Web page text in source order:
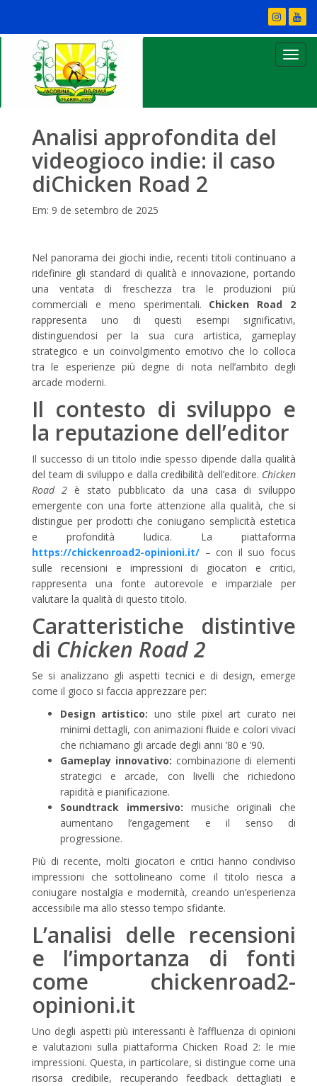
Analisi approfondita del
videogioco indie: il caso
diChicken Road 2
Em: 9 de setembro de 2025
Nel panorama dei giochi indie, recenti titoli continuano a
ridefinire gli standard di qualità e innovazione, portando
una ventata di freschezza tra le produzioni più
commerciali e meno sperimentali. Chicken Road 2
rappresenta uno di questi esempi significativi,
distinguendosi per la sua cura artistica, gameplay
strategico e un coinvolgimento emotivo che lo colloca
tra le esperienze più degne di nota nell’ambito degli
arcade moderni.
Il contesto di sviluppo e
la reputazione dell’editor
Il successo di un titolo indie spesso dipende dalla qualità
del team di sviluppo e dalla credibilità dell’editore. Chicken
Road 2 è stato pubblicato da una casa di sviluppo
emergente con una forte attenzione alla qualità, che si
distingue per prodotti che coniugano semplicità estetica
e profondità ludica. La piattaforma
https://chickenroad2-opinioni.it/ – con il suo focus
sulle recensioni e impressioni di giocatori e critici,
rappresenta una fonte autorevole e imparziale per
valutare la qualità di questo titolo.
Caratteristiche distintive
di Chicken Road 2
Se si analizzano gli aspetti tecnici e di design, emerge
come il gioco si faccia apprezzare per:
Design artistico: uno stile pixel art curato nei
minimi dettagli, con animazioni fluide e colori vivaci
che richiamano gli arcade degli anni ’80 e ’90.
Gameplay innovativo: combinazione di elementi
strategici e arcade, con livelli che richiedono
rapidità e pianificazione.
Soundtrack immersivo: musiche originali che
aumentano l’engagement e il senso di
progressione.
Più di recente, molti giocatori e critici hanno condiviso
impressioni che sottolineano come il titolo riesca a
coniugare nostalgia e modernità, creando un’esperienza
accessibile ma allo stesso tempo sfidante.
L’analisi delle recensioni
e l’importanza di fonti
come chickenroad2-
opinioni.it
Uno degli aspetti più interessanti è l’affluenza di opinioni
e valutazioni sulla piattaforma Chicken Road 2: le mie
impressioni. Questa, in particolare, si distingue come una
risorsa credibile, recuperando feedback dettagliati e